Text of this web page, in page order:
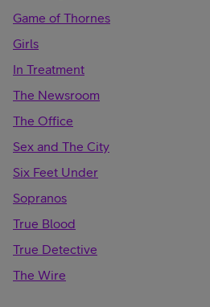
Game of Thornes
Girls
In Treatment
The Newsroom
The Office
Sex and The City
Six Feet Under
Sopranos
True Blood
True Detective
The Wire